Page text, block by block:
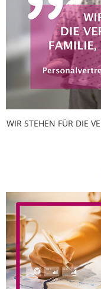
WIR STEHEN FÜR DIE